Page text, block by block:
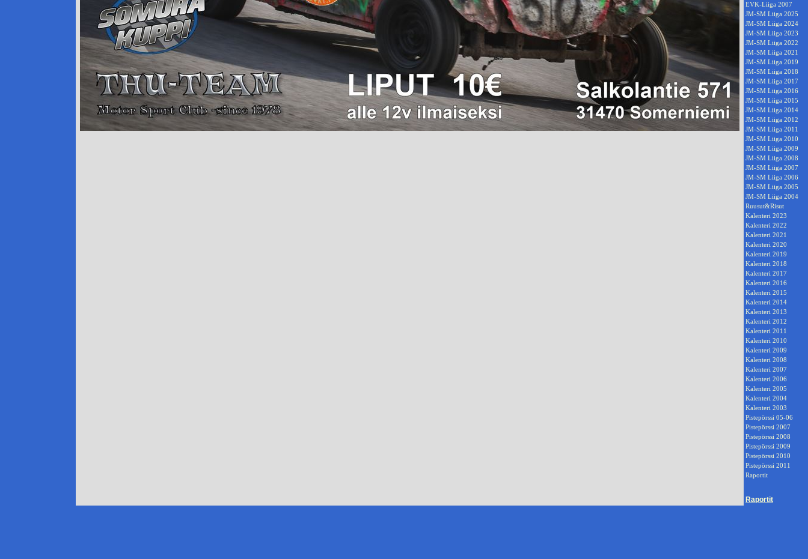
EVK-Liiga 2007
JM-SM Liiga 2025
JM-SM Liiga 2024
JM-SM Liiga 2023
JM-SM Liiga 2022
JM-SM Liiga 2021
JM-SM Liiga 2019
JM-SM Liiga 2018
JM-SM Liiga 2017
JM-SM Liiga 2016
JM-SM Liiga 2015
JM-SM Liiga 2014
JM-SM Liiga 2012
JM-SM Liiga 2011
JM-SM Liiga 2010
JM-SM Liiga 2009
JM-SM Liiga 2008
JM-SM Liiga 2007
JM-SM Liiga 2006
JM-SM Liiga 2005
JM-SM Liiga 2004
Ruusut&Risut
Kalenteri 2023
Kalenteri 2022
Kalenteri 2021
Kalenteri 2020
Kalenteri 2019
Kalenteri 2018
Kalenteri 2017
Kalenteri 2016
Kalenteri 2015
Kalenteri 2014
Kalenteri 2013
Kalenteri 2012
Kalenteri 2011
Kalenteri 2010
Kalenteri 2009
Kalenteri 2008
Kalenteri 2007
Kalenteri 2006
Kalenteri 2005
Kalenteri 2004
Kalenteri 2003
Pistepörssi 05-06
Pistepörssi 2007
Pistepörssi 2008
Pistepörssi 2009
Pistepörssi 2010
Pistepörssi 2011
Raportit
Raportit